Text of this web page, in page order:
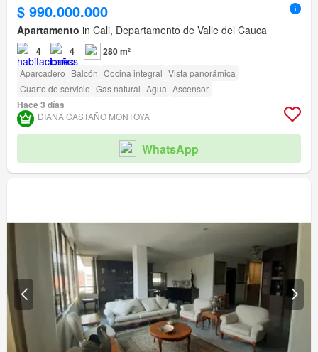
$ 990.000.000
Apartamento in Cali, Departamento de Valle del Cauca
4 4 280 m²
Aparcadero Balcón Cocina integral Vista panorámica
Cuarto de servicio Gas natural Agua Ascensor
Hace 3 días
DIANA CASTAÑO MONTOYA
WhatsApp